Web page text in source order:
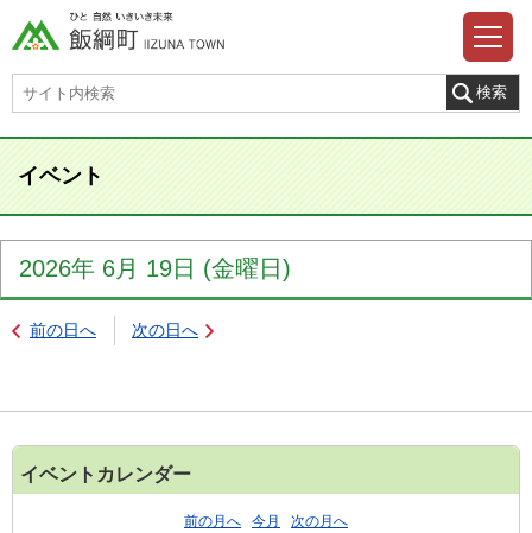
イベント
2026年 6月 19日 (金曜日 )
前の日へ 次の日へ
イベントカレンダー
前の月へ 今月 次の月へ